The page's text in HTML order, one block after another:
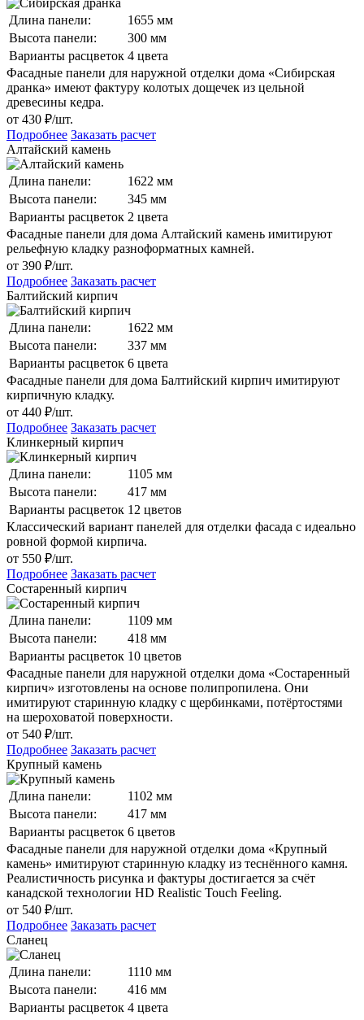
Длина панели:
1655 мм
Высота панели:
300 мм
Варианты расцветок 4 цвета
Фасадные панели для наружной отделки дома «Сибирская
дранка» имеют фактуру колотых дощечек из цельной
древесины кедра.
от 430 ₽/шт.
Подробнее Заказать расчет
Алтайский камень
Длина панели:
1622 мм
Высота панели:
345 мм
Варианты расцветок 2 цвета
Фасадные панели для дома Алтайский камень имитируют
рельефную кладку разноформатных камней.
от 390 ₽/шт.
Подробнее Заказать расчет
Балтийский кирпич
Длина панели:
1622 мм
Высота панели:
337 мм
Варианты расцветок 6 цвета
Фасадные панели для дома Балтийский кирпич имитируют
кирпичную кладку.
от 440 ₽/шт.
Подробнее Заказать расчет
Клинкерный кирпич
Длина панели:
1105 мм
Высота панели:
417 мм
Варианты расцветок 12 цветов
Классический вариант панелей для отделки фасада с идеально
ровной формой кирпича.
от 550 ₽/шт.
Подробнее Заказать расчет
Состаренный кирпич
Длина панели:
1109 мм
Высота панели:
418 мм
Варианты расцветок 10 цветов
Фасадные панели для наружной отделки дома «Состаренный
кирпич» изготовлены на основе полипропилена. Они
имитируют старинную кладку с щербинками, потёртостями
на шероховатой поверхности.
от 540 ₽/шт.
Подробнее Заказать расчет
Крупный камень
Длина панели:
1102 мм
Высота панели:
417 мм
Варианты расцветок 6 цветов
Фасадные панели для наружной отделки дома «Крупный
камень» имитируют старинную кладку из теснённого камня.
Реалистичность рисунка и фактуры достигается за счёт
канадской технологии HD Realistic Touch Feeling.
от 540 ₽/шт.
Подробнее Заказать расчет
Сланец
Длина панели:
1110 мм
Высота панели:
416 мм
Варианты расцветок 4 цвета